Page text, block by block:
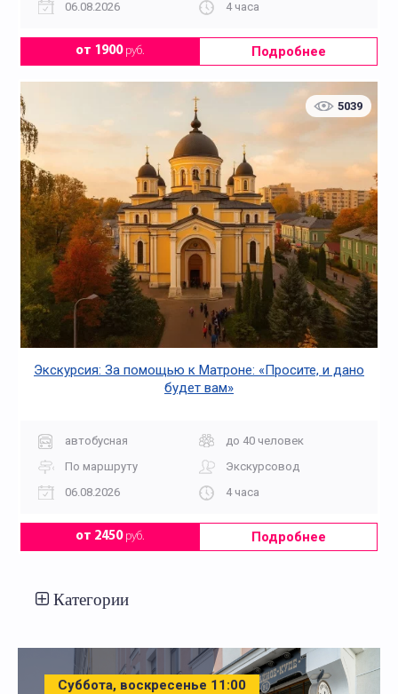
06.08.2026 4 часа
от 1900руб. Подробнее
5039
Экскурсия: За помощью к Матроне: «Просите, и дано
будет вам»
автобусная
до 40 человек
По маршруту
Экскурсовод
06.08.2026
4 часа
от 2450руб. Подробнее
Категории
Суббота, воскресенье 11:00